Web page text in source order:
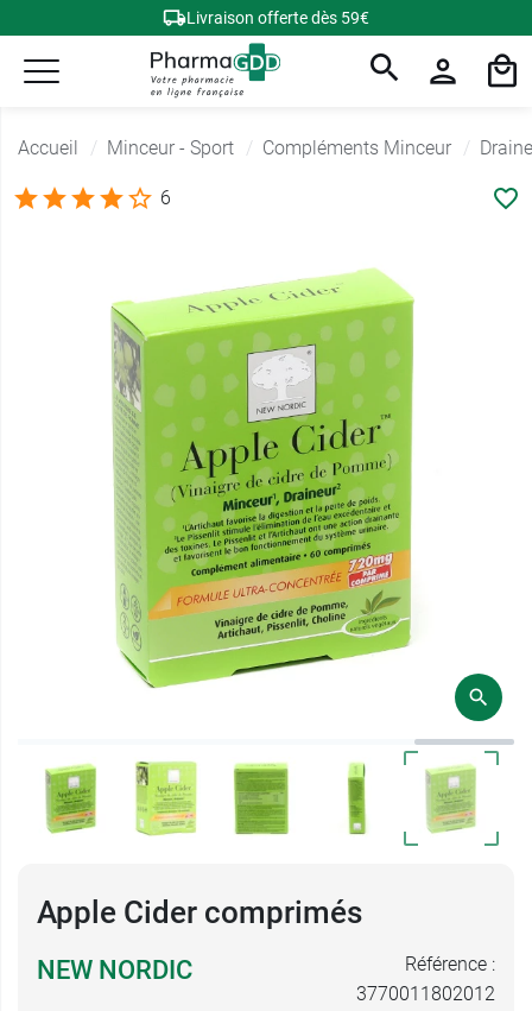
Livraison offerte dès 59€
Accueil Minceur - Sport Compléments Minceur
6
Apple Cider comprimés
NEW NORDIC
Référence :
3770011802012